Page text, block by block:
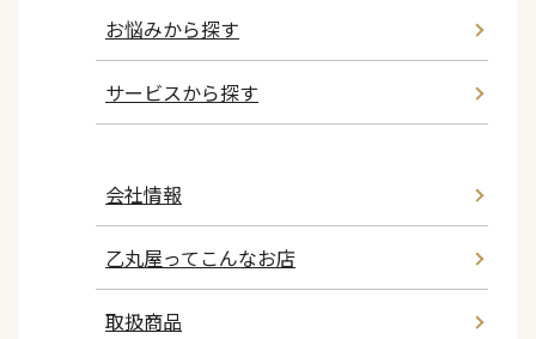
お悩みから探す
サービスから探す
会社情報
乙丸屋ってこんなお店
取扱商品